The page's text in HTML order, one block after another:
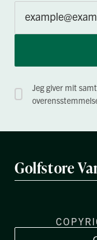
Jeg giver mit
Golfstore